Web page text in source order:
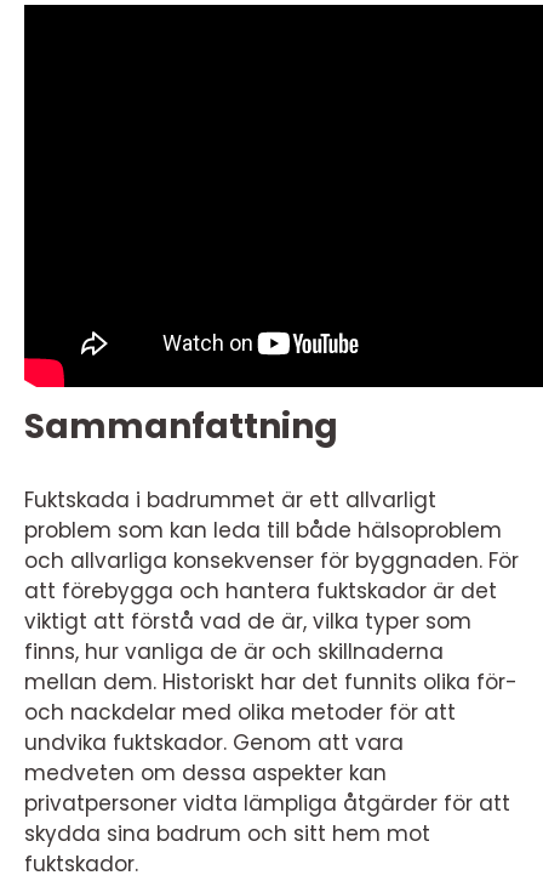
Sammanfattning
Fuktskada i badrummet är ett allvarligt
problem som kan leda till både hälsoproblem
och allvarliga konsekvenser för byggnaden. För
att förebygga och hantera fuktskador är det
viktigt att förstå vad de är, vilka typer som
finns, hur vanliga de är och skillnaderna
mellan dem. Historiskt har det funnits olika för-
och nackdelar med olika metoder för att
undvika fuktskador. Genom att vara
medveten om dessa aspekter kan
privatpersoner vidta lämpliga åtgärder för att
skydda sina badrum och sitt hem mot
fuktskador.